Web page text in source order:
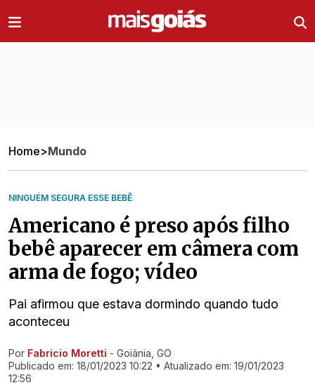
Home>Mundo
NINGUÉM SEGURA ESSE BEBÊ
Americano é preso após filho
bebê aparecer em câmera com
arma de fogo; vídeo
Pai afirmou que estava dormindo quando tudo
aconteceu
Ir direto pra matéria
Por Fabricio Moretti - Goiânia, GO
Publicado em: 18/01/2023 10:22 • Atualizado em: 19/01/2023
12:56